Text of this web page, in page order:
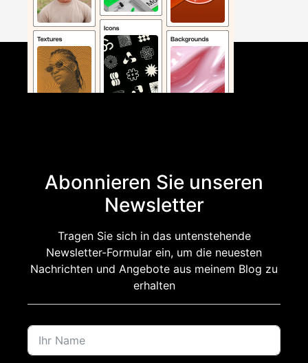
Abonnieren Sie unseren
Newsletter
Tragen Sie sich in das untenstehende
Newsletter-Formular ein, um die neuesten
Nachrichten und Angebote aus meinem Blog zu
erhalten